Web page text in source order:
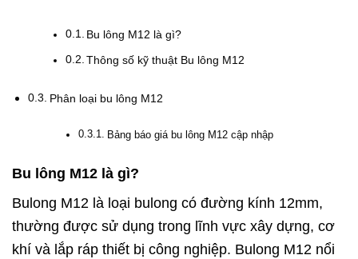
Bu lông M12 là gì?
Thông số kỹ thuật Bu lông M12
Phân loại bu lông M12
Bảng báo giá bu lông M12 cập nhập
Bu lông M12 là gì?
Bulong M12 là loại bulong có đường kính 12mm,
thường được sử dụng trong lĩnh vực xây dựng, cơ
khí và lắp ráp thiết bị công nghiệp. Bulong M12 nổi